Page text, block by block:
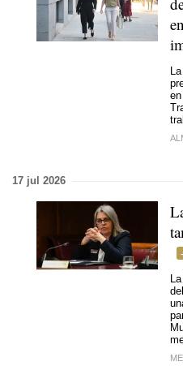
17 jul 2026